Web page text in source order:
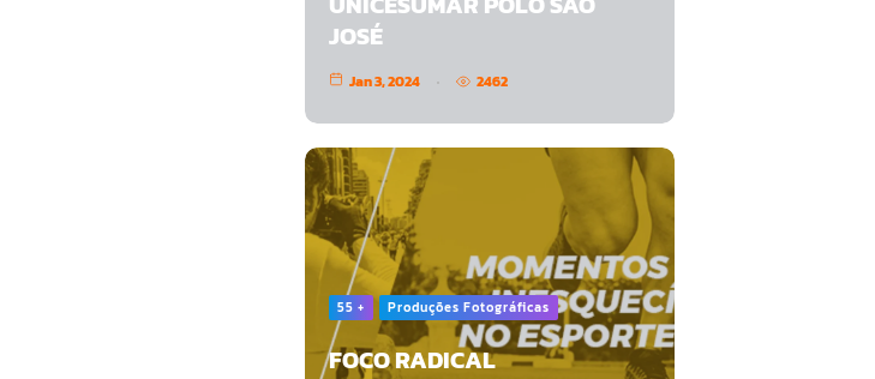
JOSÉ
Jan 3, 2024 2462
55 + Produções Fotográficas
FOCO RADICAL